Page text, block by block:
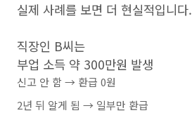
실제 사례를 보면 더 현실적입니다.
직장인 B씨는
부업 소득 약 300만원 발생
신고 안 함 → 환급 0원
2년 뒤 알게 됨 → 일부만 환급